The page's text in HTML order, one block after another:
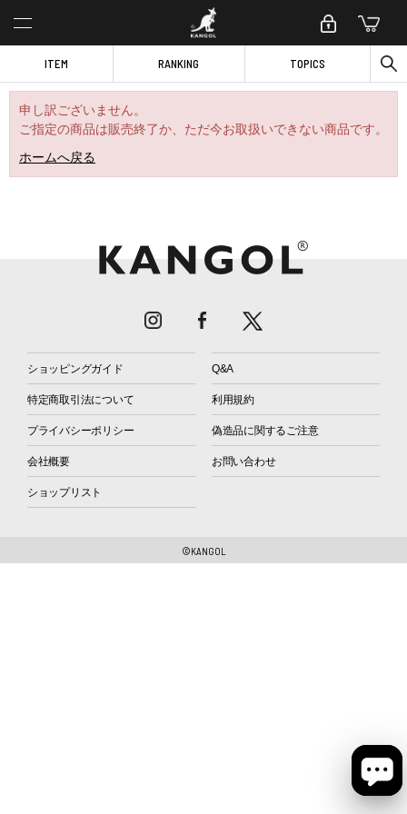
ITEM RANKING TOPICS
申し訳ございません。
ご指定の商品は販売終了か、ただ今お取扱いできない商品です。
ホームへ戻る
ショッピングガイド Q&A
特定商取引法について 利用規約
プライバシーポリシー 偽造品に関するご注意
会社概要 お問い合わせ
ショップリスト
©KANGOL